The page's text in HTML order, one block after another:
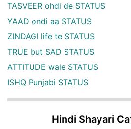
TASVEER ohdi de STATUS
YAAD ondi aa STATUS
ZINDAGI life te STATUS
TRUE but SAD STATUS
ATTITUDE wale STATUS
ISHQ Punjabi STATUS
Hindi Shayari